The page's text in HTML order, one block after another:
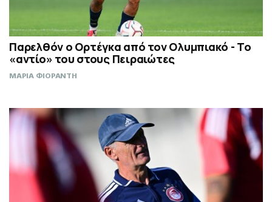
Παρελθόν ο Ορτέγκα από τον Ολυμπιακό - Το
«αντίο» του στους Πειραιώτες
ΜΑΡΙΑ ΦΙΟΡΑΝΤΗ